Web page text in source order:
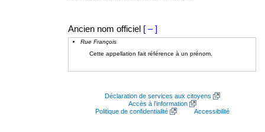
Ancien nom officiel [ – ]
Rue François
Cette appellation fait référence à un prénom.
Déclaration de services aux citoyens
Accès à l’information
Politique de confidentialité
Accessibilité